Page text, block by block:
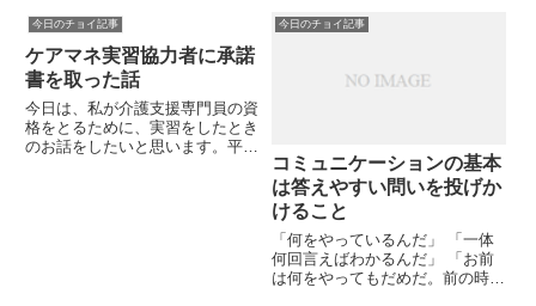
れていました。ATM近くの電話
で係の人を呼び出すと、「銀行の
者が伺うので待ってくれ」とのこ
とでした。出てきた行員さんが
と...
たほうがいいです。「一度、勤め
始めたらからには、最後まで続け
うと、臨機応変に気持ちを切り
今日のチョイ記事
ケアマネ実習協力者に承諾
書を取った話
今日は、私が介護支援専門員の資
格をとるために、実習をしたとき
のお話をしたいと思います。平成
今日のチョイ記事
コミュニケーションの基本
は答えやすい問いを投げか
けること
「何をやっているんだ」 「一体
何回言えばわかるんだ」 「お前
は何をやってもだめだ。前の時も